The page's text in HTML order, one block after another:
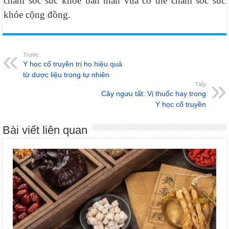
khỏe cộng đồng.
Trước
Y học cổ truyền trị ho hiệu quả
từ dược liệu trong tự nhiên
Tiếp
Cây ngưu tất: Vị thuốc hay trong
Y học cổ truyền
Bài viết liên quan